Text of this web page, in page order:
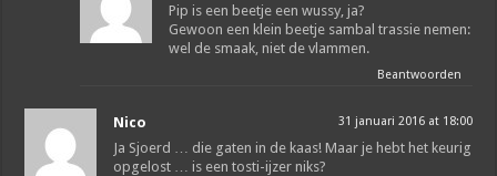
Pip is een beetje een wussy, ja?
Gewoon een klein beetje sambal trassie nemen:
wel de smaak, niet de vlammen.
Beantwoorden
Nico 31 januari 2016 at 18:00
Ja Sjoerd … die gaten in de kaas! Maar je hebt het keurig
opgelost … is een tosti-ijzer niks?